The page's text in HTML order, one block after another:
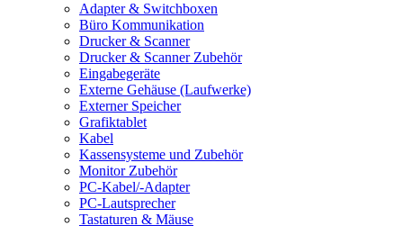
Adapter & Switchboxen
Büro Kommunikation
Drucker & Scanner
Drucker & Scanner Zubehör
Eingabegeräte
Externe Gehäuse (Laufwerke)
Externer Speicher
Grafiktablet
Kabel
Kassensysteme und Zubehör
Monitor Zubehör
PC-Kabel/-Adapter
PC-Lautsprecher
Tastaturen & Mäuse